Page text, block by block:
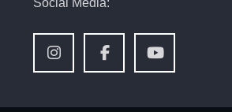
Social Media: